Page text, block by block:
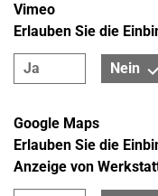
Ja Nein
Vimeo
Erlauben Sie die
Google Maps
Erlauben Sie die
Anzeige von